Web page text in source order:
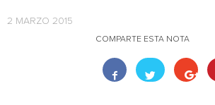
2 MARZO 2015
COMPARTE ESTA NOTA